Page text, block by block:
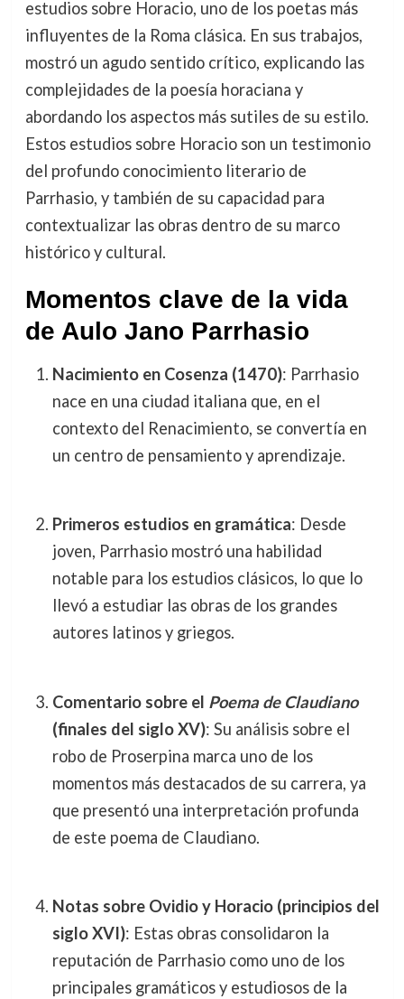
estudios sobre Horacio, uno de los poetas más
influyentes de la Roma clásica. En sus trabajos,
mostró un agudo sentido crítico, explicando las
complejidades de la poesía horaciana y
abordando los aspectos más sutiles de su estilo.
Estos estudios sobre Horacio son un testimonio
del profundo conocimiento literario de
Parrhasio, y también de su capacidad para
contextualizar las obras dentro de su marco
histórico y cultural.
Momentos clave de la vida
de Aulo Jano Parrhasio
Nacimiento en Cosenza (1470): Parrhasio
nace en una ciudad italiana que, en el
contexto del Renacimiento, se convertía en
un centro de pensamiento y aprendizaje.
Primeros estudios en gramática: Desde
joven, Parrhasio mostró una habilidad
notable para los estudios clásicos, lo que lo
llevó a estudiar las obras de los grandes
autores latinos y griegos.
Comentario sobre el Poema de Claudiano
(finales del siglo XV): Su análisis sobre el
robo de Proserpina marca uno de los
momentos más destacados de su carrera, ya
que presentó una interpretación profunda
de este poema de Claudiano.
Notas sobre Ovidio y Horacio (principios del
siglo XVI): Estas obras consolidaron la
reputación de Parrhasio como uno de los
principales gramáticos y estudiosos de la